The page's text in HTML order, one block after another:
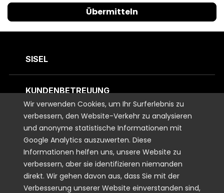
Übermitteln
SISEL
KUNDENBETREUUNG
KONTAKTIEREN SIE UNS
VERBUNDEN BLEIBEN
RECHTLICHES
Wir verwenden Cookies, um Ihr Surferlebnis zu
verbessern, den Website-Verkehr zu analysieren
und anonyme statistische Informationen mit
Google Analytics auszuwerten. Diese
Informationen helfen uns, unsere Website zu
verbessern, aber sie identifizieren niemanden
direkt. Wir gehen davon aus, dass Sie mit der
Verbesserung unserer Website einverstanden sind,